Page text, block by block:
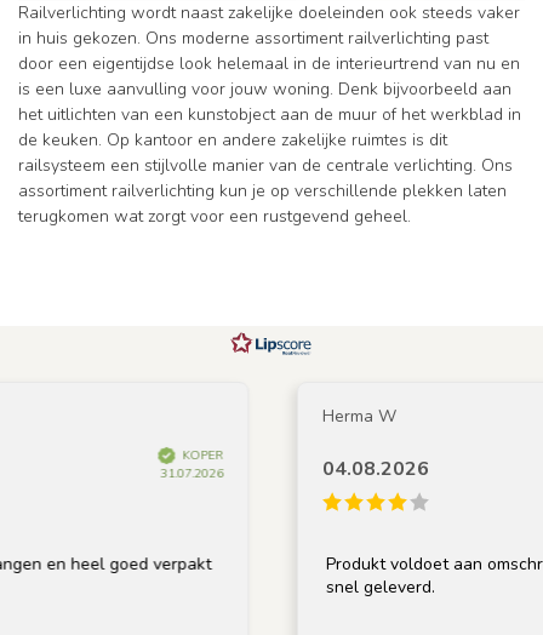
Railverlichting wordt naast zakelijke doeleinden ook steeds vaker
in huis gekozen. Ons moderne assortiment railverlichting past
door een eigentijdse look helemaal in de interieurtrend van nu en
is een luxe aanvulling voor jouw woning. Denk bijvoorbeeld aan
het uitlichten van een kunstobject aan de muur of het werkblad in
de keuken. Op kantoor en andere zakelijke ruimtes is dit
railsysteem een stijlvolle manier van de centrale verlichting. Ons
assortiment railverlichting kun je op verschillende plekken laten
terugkomen wat zorgt voor een rustgevend geheel.
KOPER
31.07.2026
en heel goed verpakt
Herma W
04.08.2026
Produkt voldoet aan
snel geleverd.